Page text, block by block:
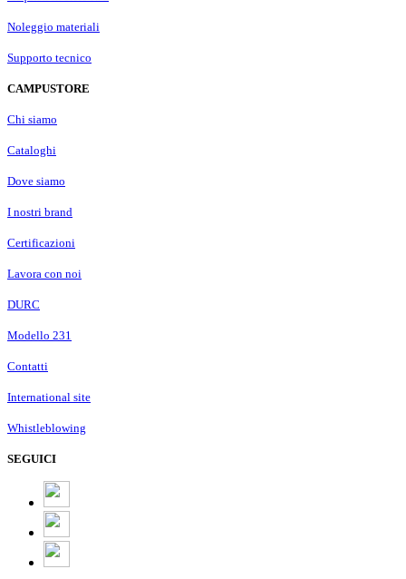
Noleggio materiali
Supporto tecnico
CAMPUSTORE
Chi siamo
Cataloghi
Dove siamo
I nostri brand
Certificazioni
Lavora con noi
DURC
Modello 231
Contatti
International site
Whistleblowing
SEGUICI